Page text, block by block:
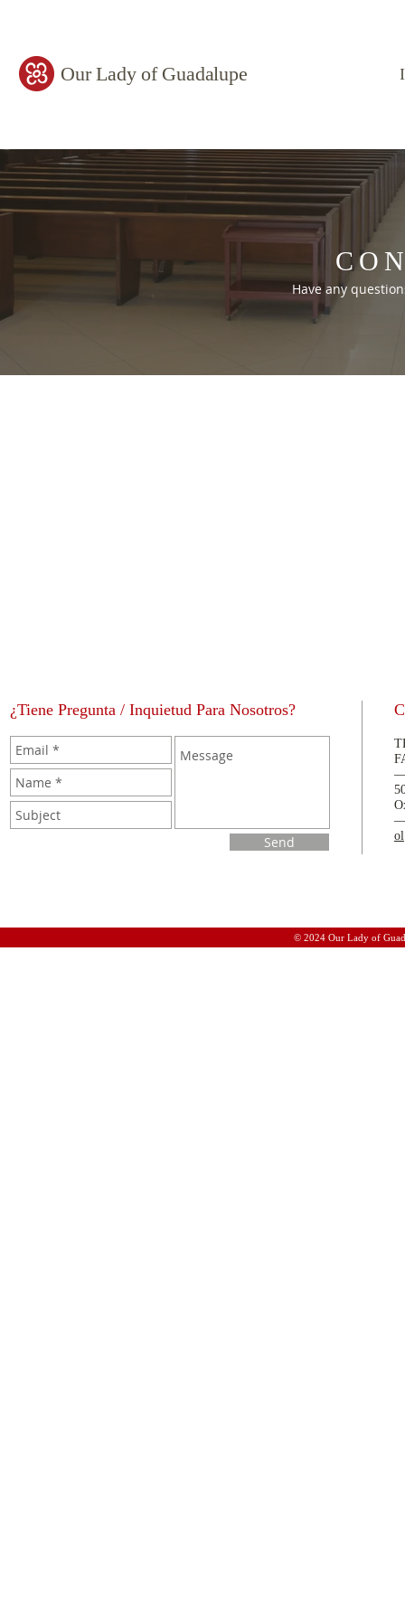
Our Lady of Guadalupe
Have any
¿Tiene Pregunta / Inquietud Para Nosotros?
Send
© 2024 Our Lady of